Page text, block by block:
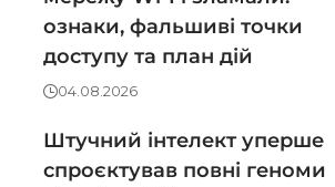
ознаки, фальшиві точки
доступу та план дій
04.08.2026
Штучний інтелект уперше
спроєктував повні геноми